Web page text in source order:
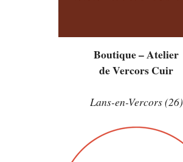
Boutique – Atelier
de Vercors Cuir
Lans-en-Vercors (26)